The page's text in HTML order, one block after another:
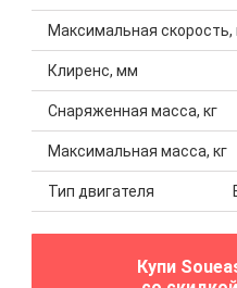
Максимальная скорость,
Клиренс, мм
Снаряженная масса, кг
Максимальная масса, кг
Тип двигателя
Купи